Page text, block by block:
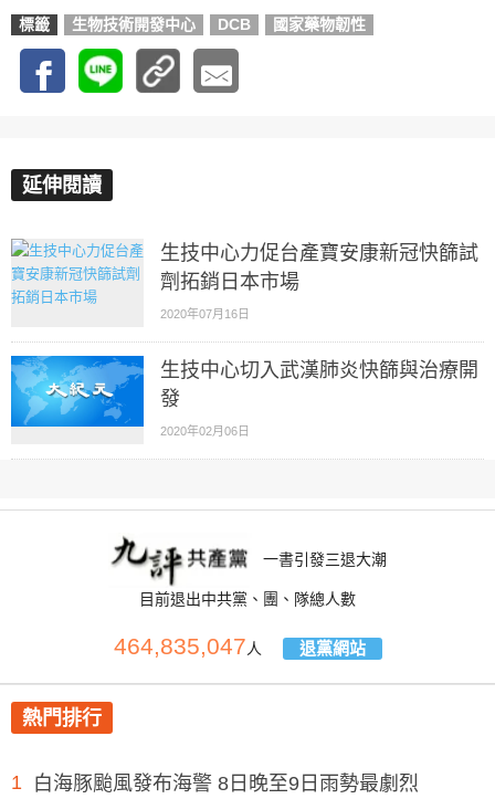
標籤 生物技術開發中心 DCB 國家藥物韌性
延伸閱讀
生技中心力促台產寶安康新冠快篩試
劑拓銷日本市場
2020年07月16日
生技中心切入武漢肺炎快篩與治療開
發
2020年02月06日
一書引發三退大潮
目前退出中共黨、團、隊總人數
464,835,047人 退黨網站
熱門排行
1 白海豚颱風發布海警 8日晚至9日雨勢最劇烈